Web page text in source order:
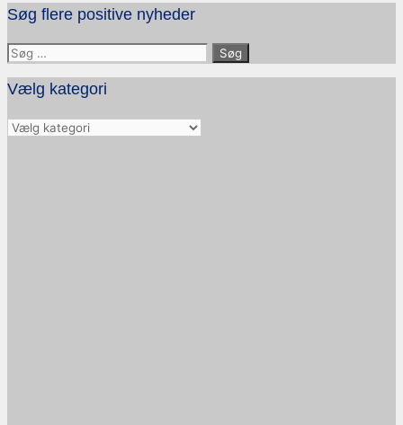
Søg flere positive nyheder
Søg
efter:
Vælg kategori
Vælg